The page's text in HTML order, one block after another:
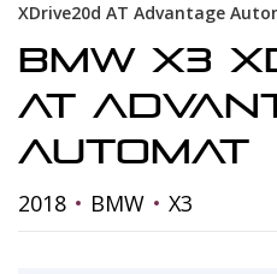
XDrive20d AT Advantage
BMW X3
AT
Automat
2018 BMW X3